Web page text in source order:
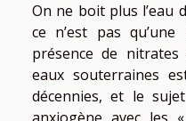
On ne boit plus l’eau
ce n’est pas
présence de
eaux souterraines
décennies, et le